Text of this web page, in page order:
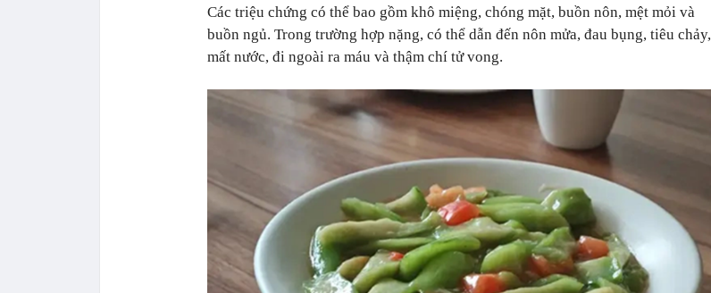
Các triệu chứng có thể bao gồm khô miệng, chóng mặt, buồn nôn, mệt mỏi và
buồn ngủ. Trong trường hợp nặng, có thể dẫn đến nôn mửa, đau bụng, tiêu chảy,
mất nước, đi ngoài ra máu và thậm chí tử vong.